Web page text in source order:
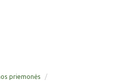
priemonės
/